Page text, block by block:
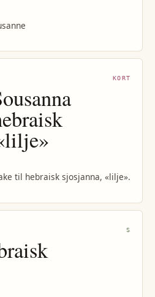
KORT
til hebraisk sjosjanna, «lilje».
S